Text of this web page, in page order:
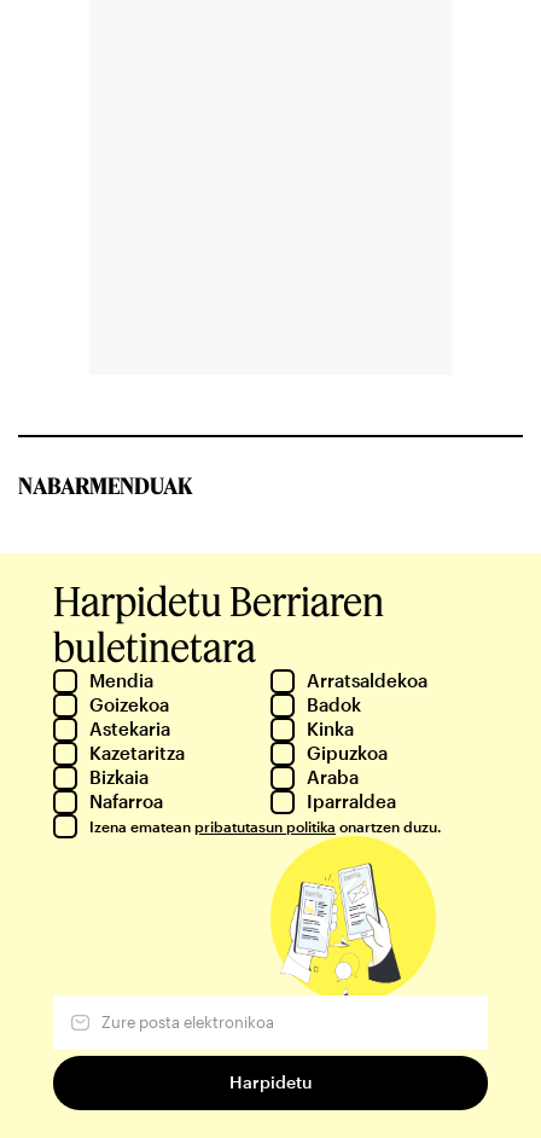
NABARMENDUAK
Harpidetu Berriaren
buletinetara
Mendia
Arratsaldekoa
Goizekoa
Badok
Astekaria
Kinka
Kazetaritza
Gipuzkoa
Bizkaia
Araba
Nafarroa
Iparraldea
Izena ematean pribatutasun politika onartzen duzu.